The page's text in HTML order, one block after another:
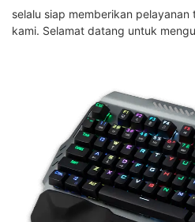
selalu siap memberikan
kami. Selamat datang untuk